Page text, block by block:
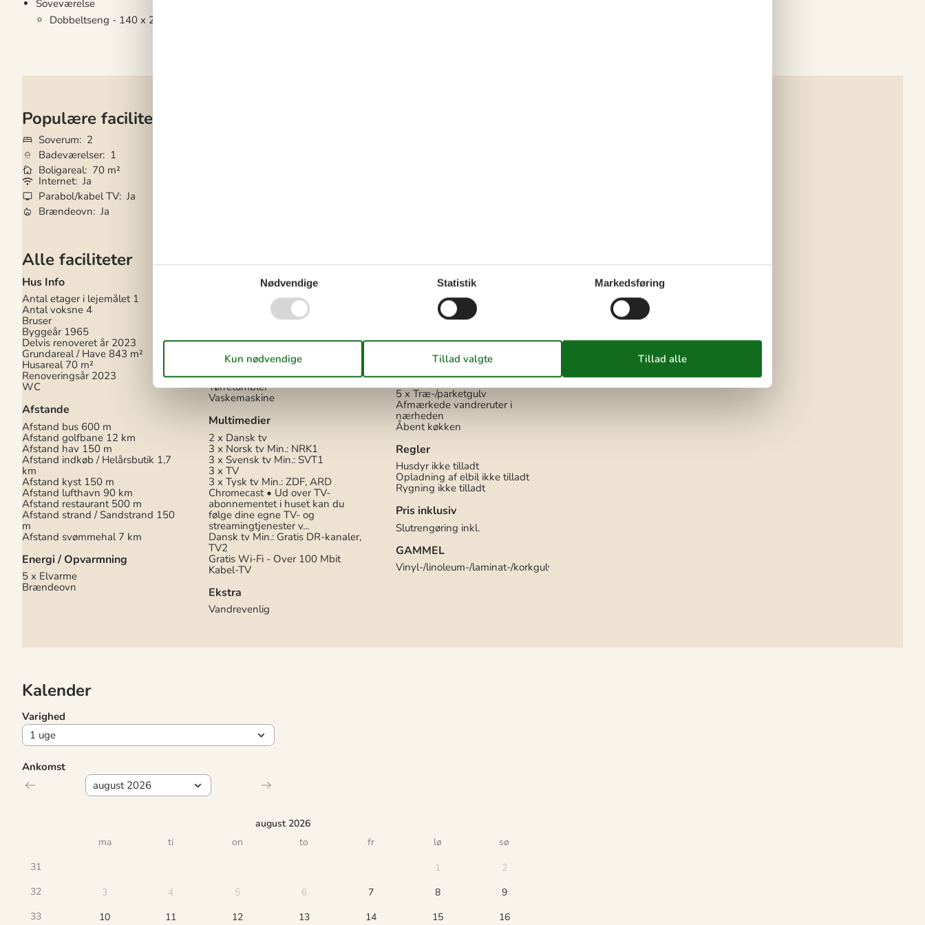
Soveværelse
Dobbeltseng - 140 x 200
Populære faciliteter
Soverum
2
Badeværelser 1
Boligareal 70 m²
Internet Ja
Parabol/kabel TV Ja
Brændeovn Ja
Alle faciliteter
Hus Info
Antal etager i lejemålet 1
Antal voksne 4
Bruser
Byggeår 1965
Delvis renoveret år 2023
Grundareal / Have 843 m²
Husareal 70 m²
Renoveringsår 2023
WC
Afstande
Afstand bus 600 m
Afstand golfbane 12 km
Afstand hav 150 m
Afstand indkøb / Helårsbutik 1,7
km
Afstand kyst 150 m
Afstand lufthavn 90 km
Afstand restaurant 500 m
Afstand strand / Sandstrand 150
m
Afstand svømmehal 7 km
Energi / Opvarmning
5 x Elvarme
Brændeovn
Hårde hvidevarer
Køleskab med frys
Opvaskemaskine
Strygebræt
Strygejern
Tørretumbler
Vaskemaskine
Multimedier
2 x Dansk tv
3 x Norsk tv Min.: NRK1
3 x Svensk tv Min.: SVT1
3 x TV
3 x Tysk tv Min.: ZDF, ARD
Chromecast • Ud over TV-
abonnementet i huset kan du
følge dine egne TV- og
streamingtjenester v...
Dansk tv Min.: Gratis DR-kanaler,
TV2
Gratis Wi-Fi - Over 100 Mbit
Kabel-TV
Ekstra
Vandrevenlig
Udenfor
2 x Terrasse / Åben terrasse
Kulgrill
Havemøbler
Parasol 1
Parkering på grunden
Diverse
5 x Træ-/parketgulv
Afmærkede vandreruter i
nærheden
Åbent køkken
Regler
Husdyr ikke tilladt
Opladning af elbil ikke tilladt
Rygning ikke tilladt
Pris inklusiv
Slutrengøring inkl.
GAMMEL
Vinyl-/linoleum-/laminat-/korkgulv
Kalender
Ankomst
august 2026
ma
ti on to fr lø
sø
31
1
2
32
3 4 5 6 7 8
9
33
10 11 12 13 14 15 16
Varighed
Nødvendige Statistik Markedsføring